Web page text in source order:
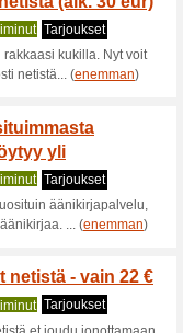
Saat nyt
Tutustu
(
Osta